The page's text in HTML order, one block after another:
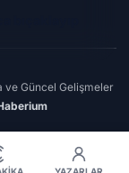
ve Güncel Gelişmeler